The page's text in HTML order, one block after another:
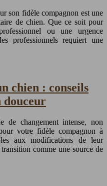
son fidèle compagnon est une
de chien. Que ce soit pour
ou une urgence
professionnels requiert une
chien : conseils
douceur
de changement intense, non
votre fidèle compagnon à
aux modifications de leur
comme une source de